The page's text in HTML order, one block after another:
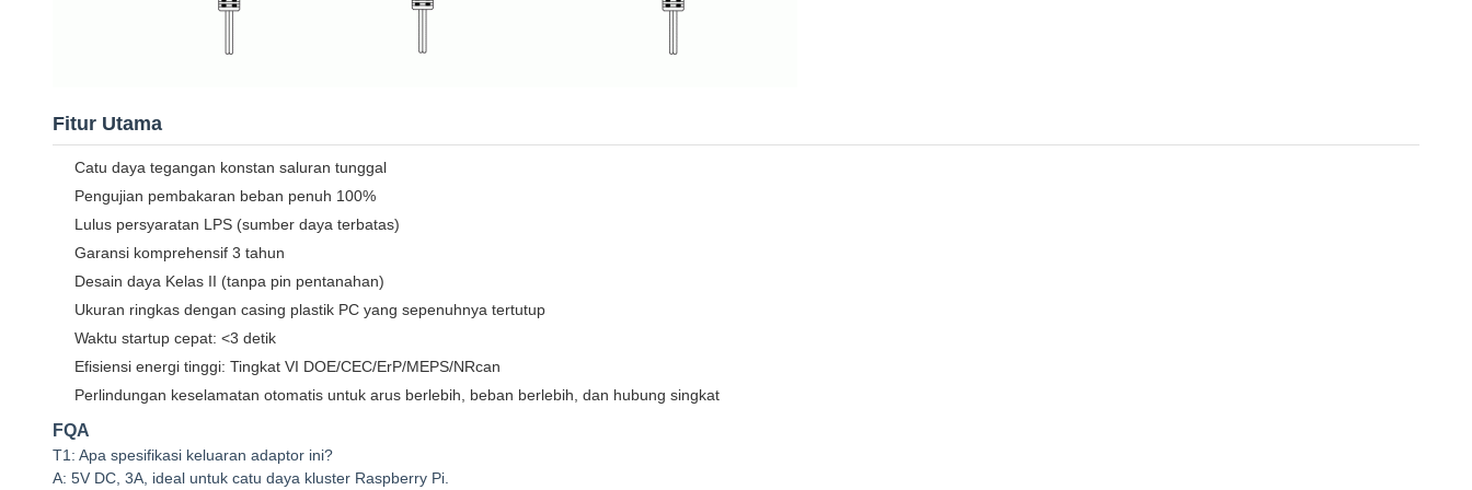
Fitur Utama
Catu daya tegangan konstan saluran tunggal
Pengujian pembakaran beban penuh 100%
Lulus persyaratan LPS (sumber daya terbatas)
Garansi komprehensif 3 tahun
Desain daya Kelas II (tanpa pin pentanahan)
Ukuran ringkas dengan casing plastik PC yang sepenuhnya tertutup
Waktu startup cepat: <3 detik
Efisiensi energi tinggi: Tingkat VI DOE/CEC/ErP/MEPS/NRcan
Perlindungan keselamatan otomatis untuk arus berlebih, beban berlebih, dan hubung singkat
FQA
T1: Apa spesifikasi keluaran adaptor ini?
A: 5V DC, 3A, ideal untuk catu daya kluster Raspberry Pi.